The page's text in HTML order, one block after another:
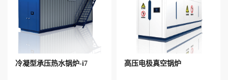
冷凝型承压热水锅炉-i7 高压电极真空锅炉